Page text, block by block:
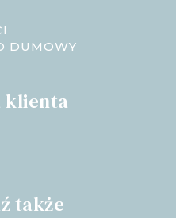
DUMOWY
klienta
także